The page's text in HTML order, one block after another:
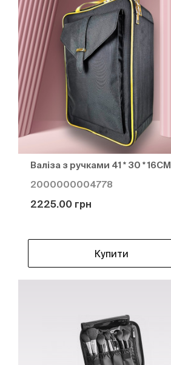
Валіза з ручками 41 * 30 * 16СМ
2000000004778
2225.00 грн
Купити